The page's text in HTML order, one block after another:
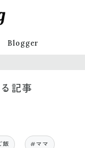
Blogger
記事
飯 #ママ